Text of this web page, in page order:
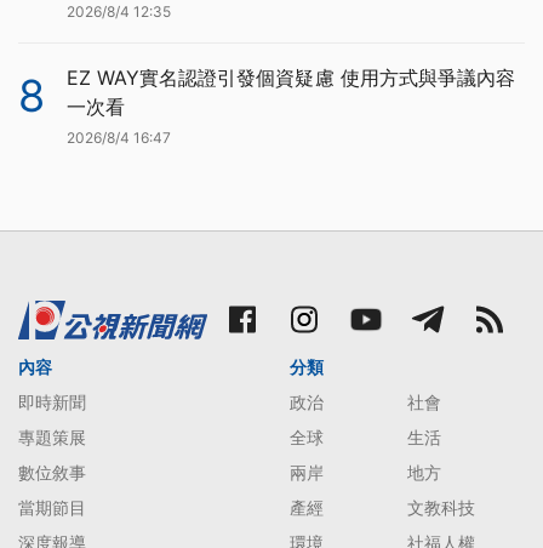
2026/8/4 12:35
8
EZ WAY實名認證引發個資疑慮 使用方式與爭議內容
一次看
2026/8/4 16:47
內容
即時新聞
專題策展
數位敘事
當期節目
深度報導
分類
政治
社會
全球
生活
兩岸
地方
產經
文教科技
環境
社福人權